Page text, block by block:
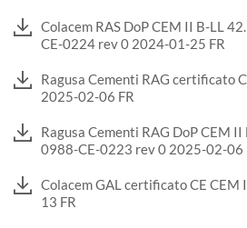
Colacem RAS DoP CEM II B-LL
CE-0224 rev 0 2024-01-25 FR
Ragusa Cementi RAG certificato
2025-02-06 FR
Ragusa Cementi RAG DoP CEM
0988-CE-0223 rev 0 2025-02-06
Colacem GAL certificato CE
13 FR